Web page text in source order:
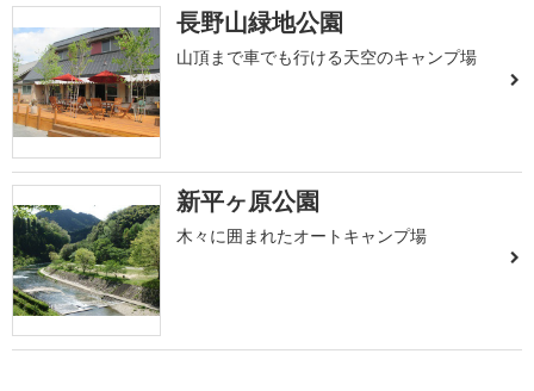
長野山緑地公園
山頂まで車でも行ける天空のキャンプ場
新平ヶ原公園
木々に囲まれたオートキャンプ場